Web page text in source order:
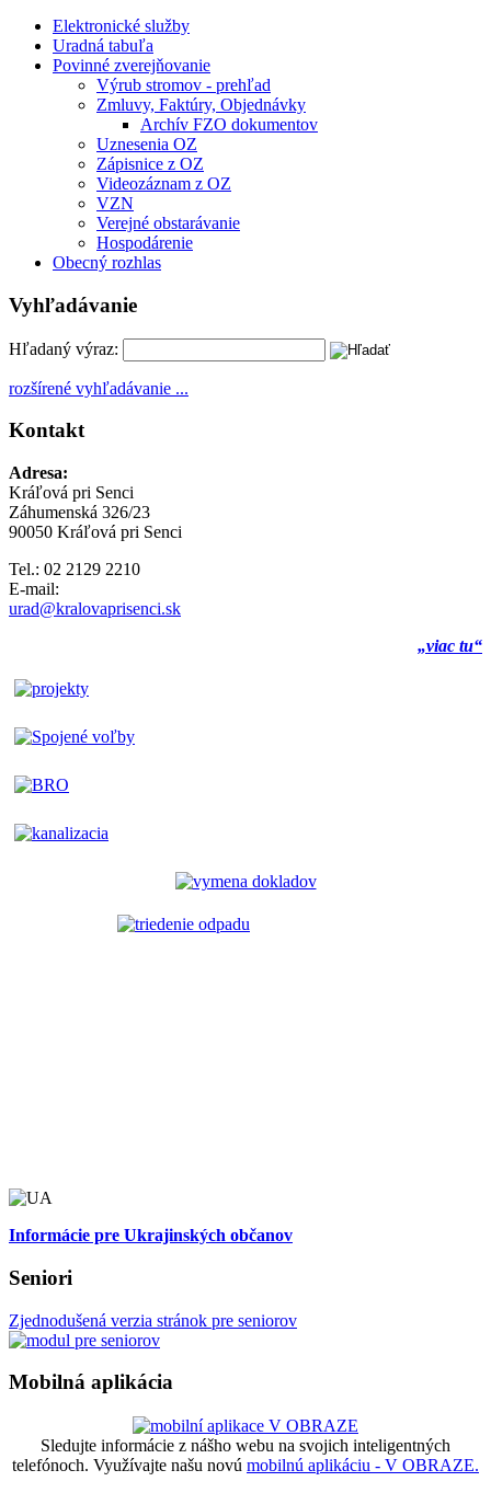
Elektronické služby
Uradná tabuľa
Povinné zverejňovanie
Výrub stromov - prehľad
Zmluvy, Faktúry, Objednávky
Archív FZO dokumentov
Uznesenia OZ
Zápisnice z OZ
Videozáznam z OZ
VZN
Verejné obstarávanie
Hospodárenie
Obecný rozhlas
Vyhľadávanie
Hľadaný výraz:
rozšírené vyhľadávanie ...
Kontakt
Adresa:
Kráľová pri Senci
Záhumenská 326/23
90050 Kráľová pri Senci
Tel.: 02 2129 2210
E-mail:
urad@kralovaprisenci.sk
„viac tu“
Informácie pre Ukrajinských občanov
Seniori
Zjednodušená verzia stránok pre seniorov
Mobilná aplikácia
Sledujte informácie z nášho webu na svojich inteligentných
telefónoch. Využívajte našu novú mobilnú aplikáciu - V OBRAZE.